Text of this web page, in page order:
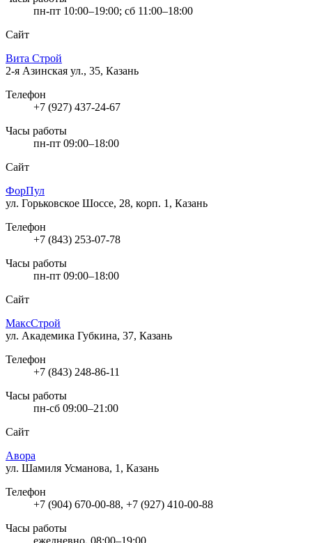
пн-пт 10:00–19:00; сб 11:00–18:00
Сайт
Вита Строй
2-я Азинская ул., 35, Казань
Телефон
+7 (927) 437-24-67
Часы работы
пн-пт 09:00–18:00
Сайт
ФорПул
ул. Горьковское Шоссе, 28, корп. 1, Казань
Телефон
+7 (843) 253-07-78
Часы работы
пн-пт 09:00–18:00
Сайт
МаксСтрой
ул. Академика Губкина, 37, Казань
Телефон
+7 (843) 248-86-11
Часы работы
пн-сб 09:00–21:00
Сайт
Авора
ул. Шамиля Усманова, 1, Казань
Телефон
+7 (904) 670-00-88, +7 (927) 410-00-88
Часы работы
ежедневно, 08:00–19:00